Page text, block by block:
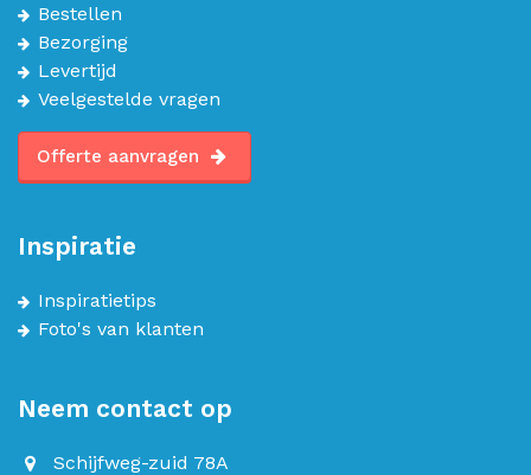
Bestellen
Bezorging
Levertijd
Veelgestelde vragen
Offerte aanvragen
Inspiratie
Inspiratietips
Foto's van klanten
Neem contact op
Schijfweg-zuid 78A